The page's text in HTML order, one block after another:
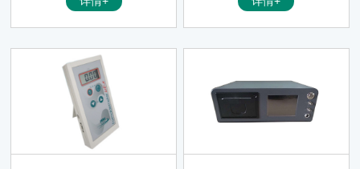
苯酚过滤器，排除苯酚对读数的